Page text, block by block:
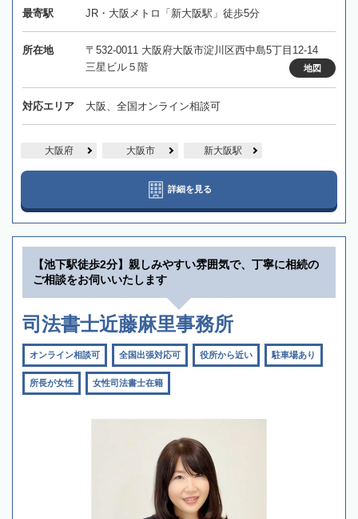
最寄駅 JR・大阪メトロ「新大阪駅」徒歩5分
所在地
〒532-0011 大阪府大阪市淀川区西中島5丁目12-14
三星ビル５階
地図
対応エリア 大阪、全国オンライン相談可
大阪府 大阪市 新大阪駅
詳細を見る
【池下駅徒歩2分】親しみやすい雰囲気で、丁寧に相続の
ご相談をお伺いいたします
司法書士近藤麻里事務所
オンライン相談可 全国出張対応可 役所から近い 駐車場あり
所長が女性 女性司法書士在籍